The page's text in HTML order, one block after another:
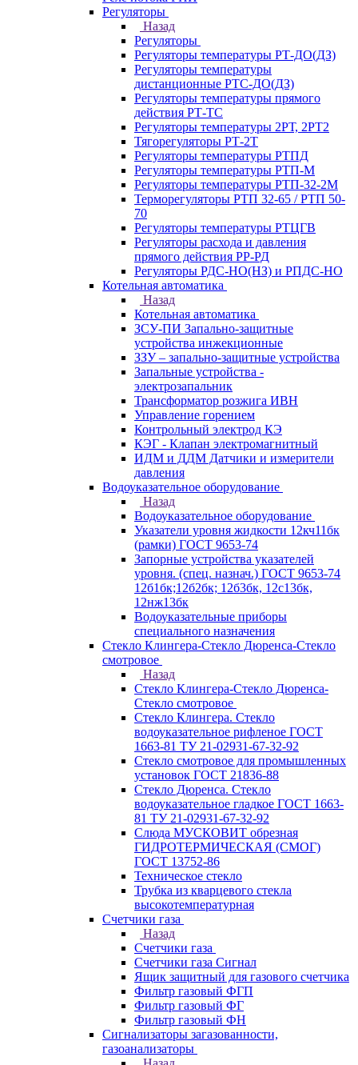
Регуляторы
Назад
Регуляторы
Регуляторы температуры РТ-ДО(ДЗ)
Регуляторы температуры
дистанционные РТС-ДО(ДЗ)
Регуляторы температуры прямого
действия РТ-ТС
Регуляторы температуры 2РТ, 2РT2
Тягорегуляторы РТ-2Т
Регуляторы температуры РТПД
Регуляторы температуры РТП-M
Регуляторы температуры РТП-32-2М
Терморегуляторы РТП 32-65 / РТП 50-
70
Регуляторы температуры РТЦГВ
Регуляторы расхода и давления
прямого действия РР-РД
Регуляторы РДС-НО(НЗ) и РПДС-НО
Котельная автоматика
Назад
Котельная автоматика
ЗСУ-ПИ Запально-защитные
устройства инжекционные
ЗЗУ – запально-защитные устройства
Запальные устройства -
электрозапальник
Трансформатор розжига ИВН
Управление горением
Контрольный электрод КЭ
КЭГ - Клапан электромагнитный
ИДМ и ДДМ Датчики и измерители
давления
Водоуказательное оборудование
Назад
Водоуказательное оборудование
Указатели уровня жидкости 12кч11бк
(рамки) ГОСТ 9653-74
Запорные устройства указателей
уровня. (спец. назнач.) ГОСТ 9653-74
12б1бк;12б2бк; 12б3бк, 12с13бк,
12нж13бк
Водоуказательные приборы
специального назначения
Стекло Клингера-Стекло Дюренса-Стекло
смотровое
Назад
Стекло Клингера-Стекло Дюренса-
Стекло смотровое
Стекло Клингера. Стекло
водоуказательное рифленое ГОСТ
1663-81 ТУ 21-02931-67-32-92
Стекло смотровое для промышленных
установок ГОСТ 21836-88
Стекло Дюренса. Стекло
водоуказательное гладкое ГОСТ 1663-
81 ТУ 21-02931-67-32-92
Слюда МУСКОВИТ обрезная
ГИДРОТЕРМИЧЕСКАЯ (СМОГ)
ГОСТ 13752-86
Техническое стекло
Трубка из кварцевого стекла
высокотемпературная
Счетчики газа
Назад
Счетчики газа
Счетчики газа Сигнал
Ящик защитный для газового счетчика
Фильтр газовый ФГП
Фильтр газовый ФГ
Фильтр газовый ФН
Сигнализаторы загазованности,
газоанализаторы